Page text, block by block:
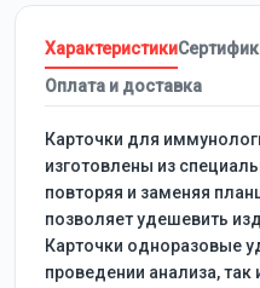
Характеристики
Оплата и доставка
Карточки для
изготовлены из
повторяя и заменяя
позволяет удешевить
Карточки одноразовые
проведении анализа, так